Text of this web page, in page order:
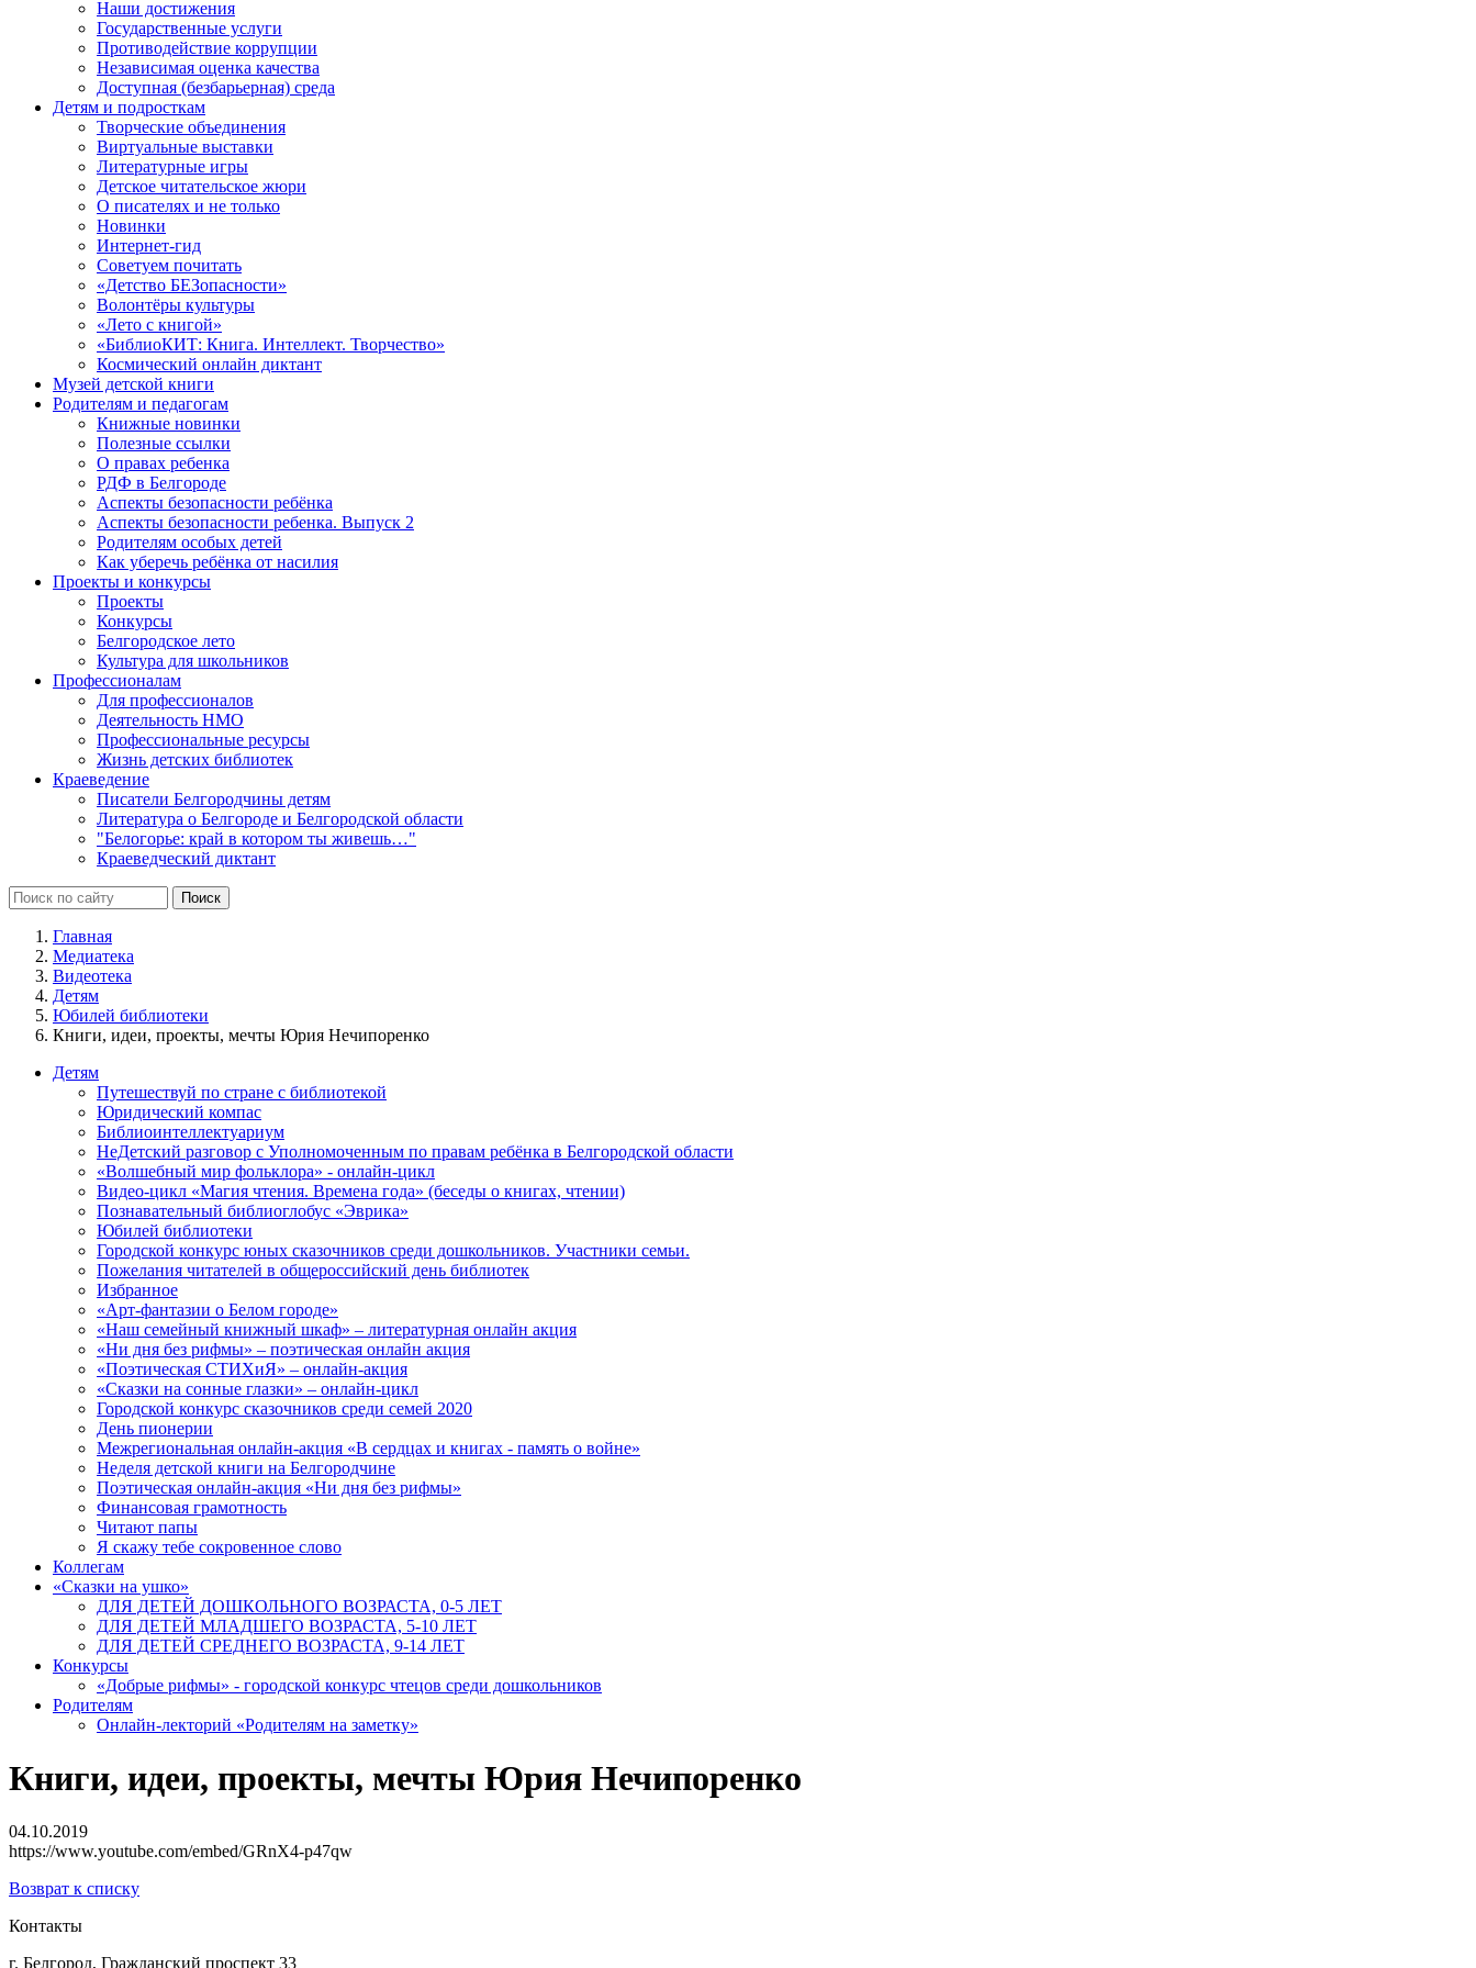
Наши достижения
Государственные услуги
Противодействие коррупции
Независимая оценка качества
Доступная (безбарьерная) среда
Детям и подросткам
Творческие объединения
Виртуальные выставки
Литературные игры
Детское читательское жюри
О писателях и не только
Новинки
Интернет-гид
Советуем почитать
«Детство БЕЗопасности»
Волонтёры культуры
«Лето с книгой»
«БиблиоКИТ: Книга. Интеллект. Творчество»
Космический онлайн диктант
Музей детской книги
Родителям и педагогам
Книжные новинки
Полезные ссылки
О правах ребенка
РДФ в Белгороде
Аспекты безопасности ребёнка
Аспекты безопасности ребенка. Выпуск 2
Родителям особых детей
Как уберечь ребёнка от насилия
Проекты и конкурсы
Проекты
Конкурсы
Белгородское лето
Культура для школьников
Профессионалам
Для профессионалов
Деятельность НМО
Профессиональные ресурсы
Жизнь детских библиотек
Краеведение
Писатели Белгородчины детям
Литература о Белгороде и Белгородской области
"Белогорье: край в котором ты живешь…"
Краеведческий диктант
Главная
Медиатека
Видеотека
Детям
Юбилей библиотеки
Книги, идеи, проекты, мечты Юрия Нечипоренко
Детям
Путешествуй по стране с библиотекой
Юридический компас
Библиоинтеллектуариум
НеДетский разговор с Уполномоченным по правам ребёнка в Белгородской области
«Волшебный мир фольклора» - онлайн-цикл
Видео-цикл «Магия чтения. Времена года» (беседы о книгах, чтении)
Познавательный библиоглобус «Эврика»
Юбилей библиотеки
Городской конкурс юных сказочников среди дошкольников. Участники семьи.
Пожелания читателей в общероссийский день библиотек
Избранное
«Арт-фантазии о Белом городе»
«Наш семейный книжный шкаф» – литературная онлайн акция
«Ни дня без рифмы» – поэтическая онлайн акция
«Поэтическая СТИХиЯ» – онлайн-акция
«Сказки на сонные глазки» – онлайн-цикл
Городской конкурс сказочников среди семей 2020
День пионерии
Межрегиональная онлайн-акция «В сердцах и книгах - память о войне»
Неделя детской книги на Белгородчине
Поэтическая онлайн-акция «Ни дня без рифмы»
Финансовая грамотность
Читают папы
Я скажу тебе сокровенное слово
Коллегам
«Сказки на ушко»
ДЛЯ ДЕТЕЙ ДОШКОЛЬНОГО ВОЗРАСТА, 0-5 ЛЕТ
ДЛЯ ДЕТЕЙ МЛАДШЕГО ВОЗРАСТА, 5-10 ЛЕТ
ДЛЯ ДЕТЕЙ СРЕДНЕГО ВОЗРАСТА, 9-14 ЛЕТ
Конкурсы
«Добрые рифмы» - городской конкурс чтецов среди дошкольников
Родителям
Онлайн-лекторий «Родителям на заметку»
Книги, идеи, проекты, мечты Юрия Нечипоренко
04.10.2019
https://www.youtube.com/embed/GRnX4-p47qw
Возврат к списку
Контакты
г. Белгород, Гражданский проспект 33